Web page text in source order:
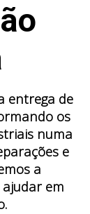
entrega de
os
numa
e
a
em